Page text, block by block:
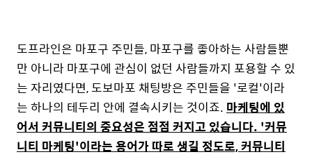
도프라인은 마포구 주민들, 마포구를 좋아하는 사람들뿐
만 아니라 마포구에 관심이 없던 사람들까지 포용할 수 있
는 자리였다면, 도보마포 채팅방은 주민들을 '로컬'이라
는 하나의 테두리 안에 결속시키는 것이죠. 마케팅에 있
어서 커뮤니티의 중요성은 점점 커지고 있습니다. '커뮤
니티 마케팅'이라는 용어가 따로 생길 정도로, 커뮤니티